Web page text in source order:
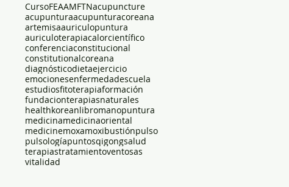
CursoFEAAMFTNacupuncture
acupunturaacupunturacoreana
artemisaauriculopuntura
auriculoterapiacalorcientífico
conferenciaconstitucional
constitutionalcoreana
diagnósticodietaejercicio
emocionesenfermedadescuela
estudiosfitoterapiaformación
fundacionterapiasnaturales
healthkoreanlibromanopuntura
medicinamedicinaoriental
medicinemoxamoxibustiónpulso
pulsologíapuntosqigongsalud
terapiastratamientoventosas
vitalidad